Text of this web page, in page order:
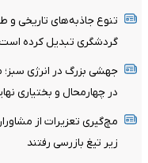
تنوع جاذبه‌های تاریخی و
گردشگری تبدیل کرده
در چهارمحال‌ و بختیاری
زیر تیغ بازرسی رفتند